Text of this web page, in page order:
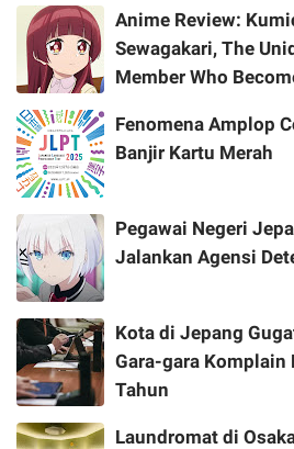
Anime Review:
Sewagakari, The
Member Who
Fenomena Amplop
Banjir Kartu Merah
Pegawai Negeri
Jalankan Agensi
Kota di Jepang
Gara-gara Komplain
Tahun
Laundromat di